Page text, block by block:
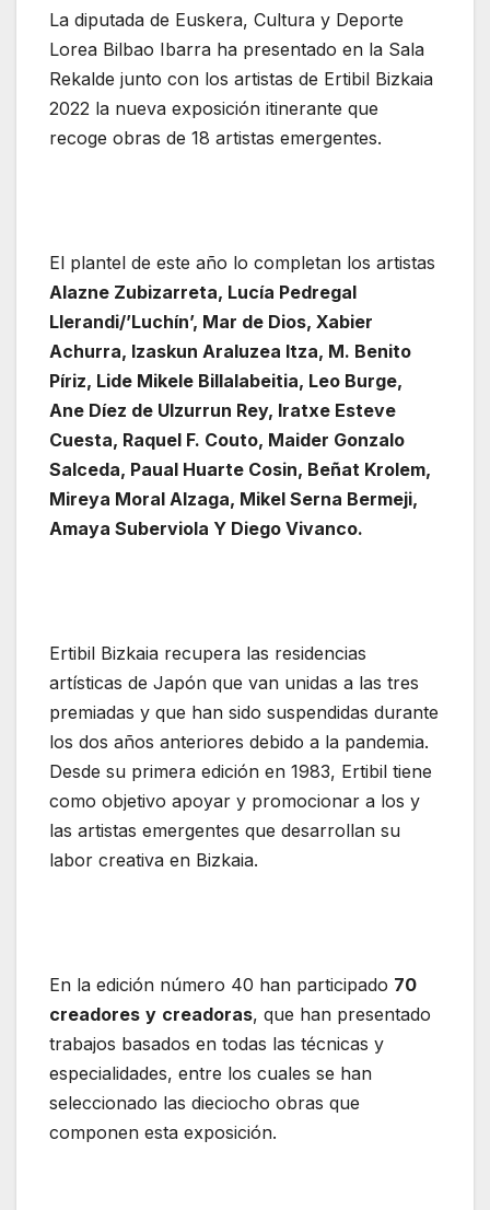
La diputada de Euskera, Cultura y Deporte
Lorea Bilbao Ibarra ha presentado en la Sala
Rekalde junto con los artistas de Ertibil Bizkaia
2022 la nueva exposición itinerante que
recoge obras de 18 artistas emergentes.
El plantel de este año lo completan los artistas
Alazne Zubizarreta, Lucía Pedregal
Llerandi/’Luchín’, Mar de Dios, Xabier
Achurra, Izaskun Araluzea Itza, M. Benito
Píriz, Lide Mikele Billalabeitia, Leo Burge,
Ane Díez de Ulzurrun Rey, Iratxe Esteve
Cuesta, Raquel F. Couto, Maider Gonzalo
Salceda, Paual Huarte Cosin, Beñat Krolem,
Mireya Moral Alzaga, Mikel Serna Bermeji,
Amaya Suberviola Y Diego Vivanco.
Ertibil Bizkaia recupera las residencias
artísticas de Japón que van unidas a las tres
premiadas y que han sido suspendidas durante
los dos años anteriores debido a la pandemia.
Desde su primera edición en 1983, Ertibil tiene
como objetivo apoyar y promocionar a los y
las artistas emergentes que desarrollan su
labor creativa en Bizkaia.
En la edición número 40 han participado 70
creadores y creadoras, que han presentado
trabajos basados en todas las técnicas y
especialidades, entre los cuales se han
seleccionado las dieciocho obras que
componen esta exposición.